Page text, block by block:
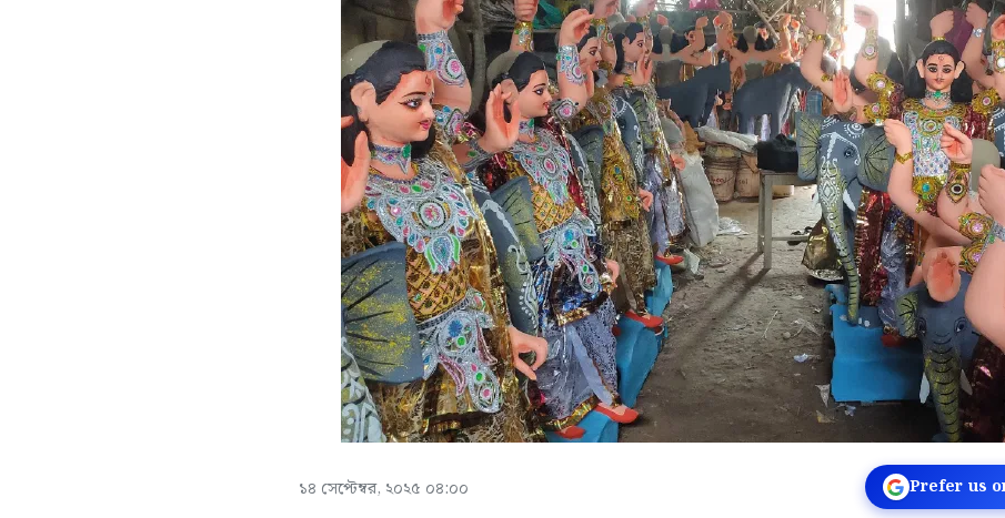
১৪ সেপ্টেম্বর, ২০২৫ ০৪:০০ Prefer us